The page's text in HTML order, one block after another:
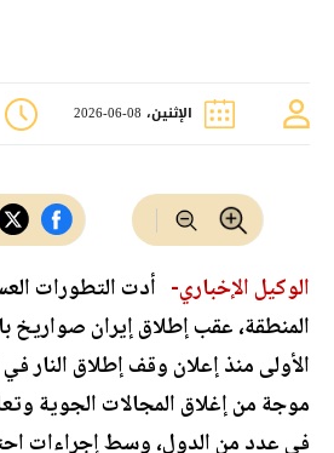
الإثنين، 08-06-2026
الوكيل الإخباري- أدت التطورات
المنطقة، عقب إطلاق إيران صواريخ
الأولى منذ إعلان وقف إطلاق النار
موجة من إغلاق المجالات الجوية
في عدد من الدول، وسط إجراءات